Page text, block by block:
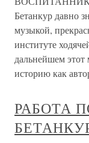
Бетанкур давно
музыкой,
институте
дальнейшем этот
историю как
РАБОТА